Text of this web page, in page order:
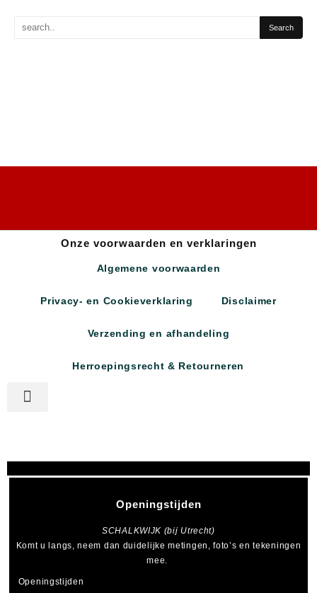
Onze voorwaarden en verklaringen
Algemene voorwaarden
Privacy- en Cookieverklaring Disclaimer
Verzending en afhandeling
Herroepingsrecht & Retourneren
Openingstijden
SCHALKWIJK (bij Utrecht)
Komt u langs, neem dan duidelijke metingen, foto’s en tekeningen
mee.
Openingstijden